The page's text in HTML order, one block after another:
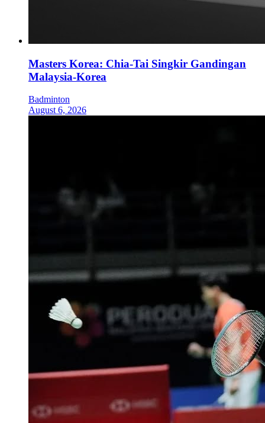
Masters Korea: Chia-Tai Singkir Gandingan
Malaysia-Korea
Badminton
August 6, 2026